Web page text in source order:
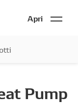
Apri
Pump